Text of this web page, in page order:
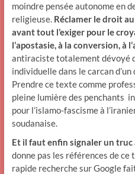
moindre pensée autonome en
religieuse. Réclamer le droit
avant tout l’exiger pour le
l’apostasie, à la conversion, à
antiraciste totalement dévoyé
individuelle dans le carcan
Prendre ce texte comme
pleine lumière des penchants
pour l’islamo-fascisme à
soudanaise.
Et il faut enfin signaler un truc
donne pas les références de ce
rapide recherche sur Google